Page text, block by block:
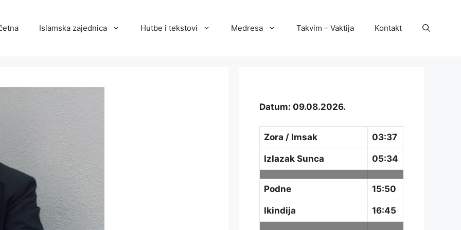
Islamska zajednica Hutbe i tekstovi Medresa Takvim – Vaktija Kontakt
Datum: 09.08.2026.
Zora / Imsak 03:37
Izlazak Sunca 05:34
Podne 15:50
Ikindija 16:45